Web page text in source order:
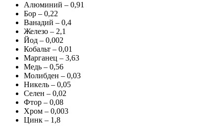
Алюминий – 0,91
Бор – 0,22
Ванадий – 0,4
Железо – 2,1
Йод – 0,002
Кобальт – 0,01
Марганец – 3,63
Медь – 0,56
Молибден – 0,03
Никель – 0,05
Селен – 0,02
Фтор – 0,08
Хром – 0,003
Цинк – 1,8